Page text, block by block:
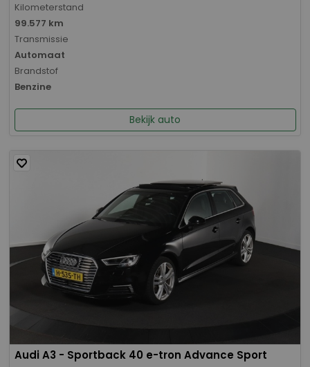
Kilometerstand
99.577 km
Transmissie
Automaat
Brandstof
Benzine
Bekijk auto
Audi A3 - Sportback 40 e-tron Advance Sport